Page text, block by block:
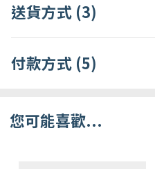
送貨方式 (3)
付款方式 (5)
您可能喜歡...